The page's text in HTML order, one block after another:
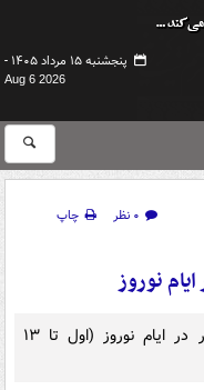
پنجشنبه ۱۵ مرداد ۱۴۰۵ -
Aug 6 2026
۰ نظر
چاپ
نوروز
ساعت کار داروخانه‌های هلال احمر کشور در ایام نوروز (اول تا ۱۳